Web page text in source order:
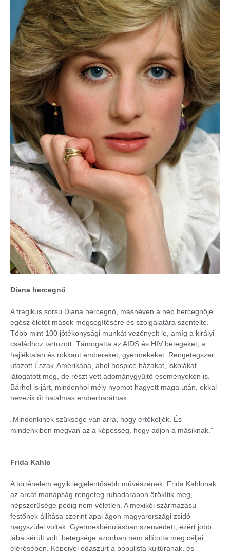
Diana hercegnő
A tragikus sorsú Diana hercegnő, másnéven a nép hercegnője
egész életét mások megsegítésére és szolgálatára szentelte.
Több mint 100 jótékonysági munkát vezényelt le, amíg a királyi
családhoz tartozott. Támogatta az AIDS és HIV betegeket, a
hajléktalan és rokkant embereket, gyermekeket. Rengetegszer
utazott Észak-Amerikába, ahol hospice házakat, iskolákat
látogatott meg, de részt vett adománygyűjtő eseményeken is.
Bárhol is járt, mindenhol mély nyomot hagyott maga után, okkal
nevezik őt hatalmas emberbarátnak.
„Mindenkinek szüksége van arra, hogy értékeljék. És
mindenkiben megvan az a képesség, hogy adjon a másiknak.”
Frida Kahlo
A történelem egyik legjelentősebb művészének, Frida Kahlonak
az arcát manapság rengeteg ruhadarabon örökítik meg,
népszerűsége pedig nem véletlen. A mexikói származású
festőnek állítása szerint apai ágon magyarországi zsidó
nagyszülei voltak. Gyermekbénulásban szenvedett, ezért jobb
lába sérült volt, betegsége azonban nem állította meg céljai
elérésében. Képeivel odaszúrt a populista kultúrának, és